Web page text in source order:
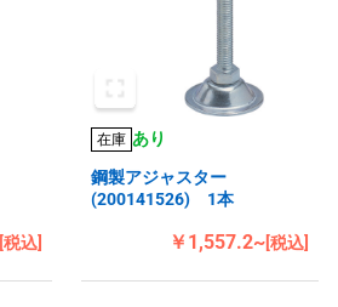
[税込]
在庫 あり
鋼製アジャスター
(200141526) 1本
￥1,557.2~[税込]